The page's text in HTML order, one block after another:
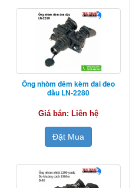
Ống nhòm đêm kèm đai đeo
đầu LN-2280
Giá bán: Liên hệ
Đặt Mua